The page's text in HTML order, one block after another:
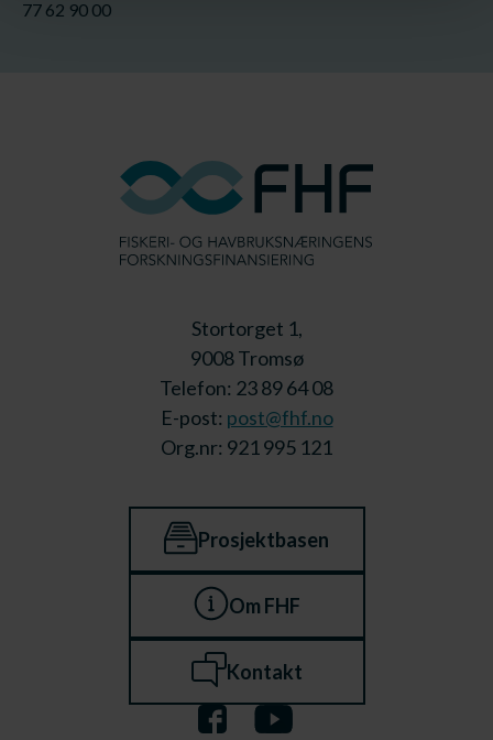
77 62 90 00
Stortorget 1,
9008 Tromsø
Telefon: 23 89 64 08
E-post: post@fhf.no
Org.nr: 921 995 121
Prosjektbasen
Om FHF
Kontakt